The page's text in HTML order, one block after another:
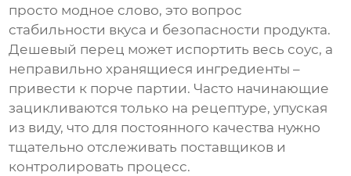
просто модное слово, это вопрос
стабильности вкуса и безопасности продукта.
Дешевый перец может испортить весь соус, а
неправильно хранящиеся ингредиенты –
привести к порче партии. Часто начинающие
зацикливаются только на рецептуре, упуская
из виду, что для постоянного качества нужно
тщательно отслеживать поставщиков и
контролировать процесс.